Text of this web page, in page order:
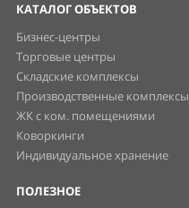
КАТАЛОГ ОБЪЕКТОВ
Бизнес-центры
Торговые центры
Складские комплексы
Производственные комплексы
ЖК с ком. помещениями
Коворкинги
Индивидуальное хранение
ПОЛЕЗНОЕ